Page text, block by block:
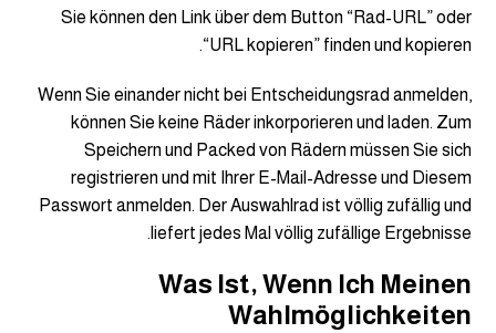
Sie können den Link über dem Button “Rad-URL” oder
“URL kopieren” finden und kopieren.
Wenn Sie einander nicht bei Entscheidungsrad anmelden,
können Sie keine Räder inkorporieren und laden. Zum
Speichern und Packed von Rädern müssen Sie sich
registrieren und mit Ihrer E-Mail-Adresse und Diesem
Passwort anmelden. Der Auswahlrad ist völlig zufällig und
liefert jedes Mal völlig zufällige Ergebnisse.
Was Ist, Wenn Ich Meinen
Wahlmöglichkeiten